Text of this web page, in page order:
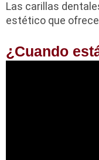
Las carillas
estético que
¿Cuando